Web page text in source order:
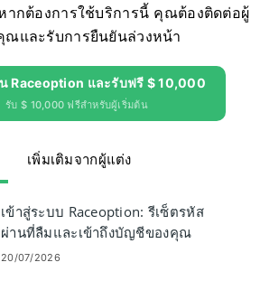
ากต้องการใช้บริการนี้ คุณต้องติดต่อผู้
และรับการยืนยันล่วงหน้า
น Raceoption และรับฟรี $ 10,000
รับ $ 10,000 ฟรีสำหรับผู้เริ่มต้น
เพิ่มเติมจากผู้แต่ง
เข้าสู่ระบบ Raceoption: รีเซ็ตรหัส
ผ่านที่ลืมและเข้าถึงบัญชีของคุณ
20/07/2026